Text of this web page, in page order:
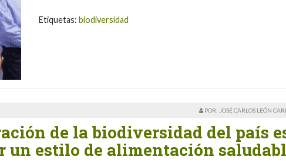
Etiquetas: biodiversidad
POR: JOSÉ CARLOS LEÓN
de la biodiversidad del país
un estilo de alimentación